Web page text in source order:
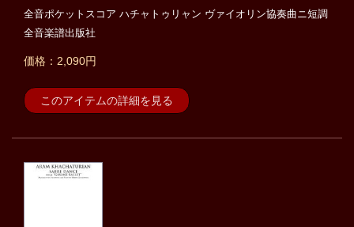
全音ポケットスコア ハチャトゥリャン ヴァイオリン協奏曲ニ短調
全音楽譜出版社
価格：2,090円
このアイテムの詳細を見る